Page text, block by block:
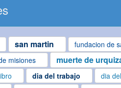
san martin fundacion de
misiones muerte de
dia del trabajo dia